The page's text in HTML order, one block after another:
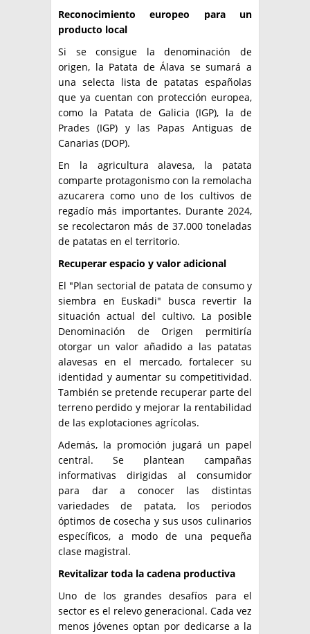
Reconocimiento europeo para un
producto local
Si se consigue la denominación de
origen, la Patata de Álava se sumará a
una selecta lista de patatas españolas
que ya cuentan con protección europea,
como la Patata de Galicia (IGP), la de
Prades (IGP) y las Papas Antiguas de
Canarias (DOP).
En la agricultura alavesa, la patata
comparte protagonismo con la remolacha
azucarera como uno de los cultivos de
regadío más importantes. Durante 2024,
se recolectaron más de 37.000 toneladas
de patatas en el territorio.
Recuperar espacio y valor adicional
El "Plan sectorial de patata de consumo y
siembra en Euskadi" busca revertir la
situación actual del cultivo. La posible
Denominación de Origen permitiría
otorgar un valor añadido a las patatas
alavesas en el mercado, fortalecer su
identidad y aumentar su competitividad.
También se pretende recuperar parte del
terreno perdido y mejorar la rentabilidad
de las explotaciones agrícolas.
Además, la promoción jugará un papel
central. Se plantean campañas
informativas dirigidas al consumidor
para dar a conocer las distintas
variedades de patata, los periodos
óptimos de cosecha y sus usos culinarios
específicos, a modo de una pequeña
clase magistral.
Revitalizar toda la cadena productiva
Uno de los grandes desafíos para el
sector es el relevo generacional. Cada vez
menos jóvenes optan por dedicarse a la